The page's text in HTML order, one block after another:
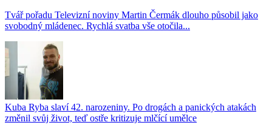
Tvář pořadu Televizní noviny Martin Čermák dlouho působil jako
svobodný mládenec. Rychlá svatba vše otočila...
Kuba Ryba slaví 42. narozeniny. Po drogách a panických atakách
změnil svůj život, teď ostře kritizuje mlčící umělce